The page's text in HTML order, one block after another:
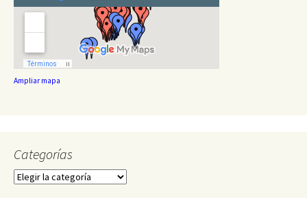
Ampliar mapa
Categorías
Categorías